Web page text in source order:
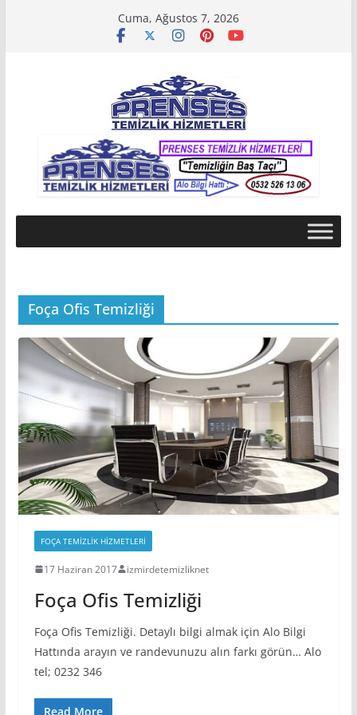
Cuma, Ağustos 7, 2026
Foça Ofis Temizliği
FOÇA TEMIZLIK HIZMETLERI
17 Haziran 2017 izmirdetemizliknet
Foça Ofis Temizliği
Foça Ofis Temizliği. Detaylı bilgi almak için Alo Bilgi
Hattında arayın ve randevunuzu alın farkı görün… Alo
tel; 0232 346
Read More